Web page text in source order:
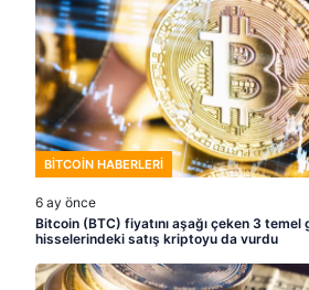
BITCOIN HABERLERI
6 ay önce
Bitcoin (BTC) fiyatını aşağı çeken 3 temel
hisselerindeki satış kriptoyu da vurdu